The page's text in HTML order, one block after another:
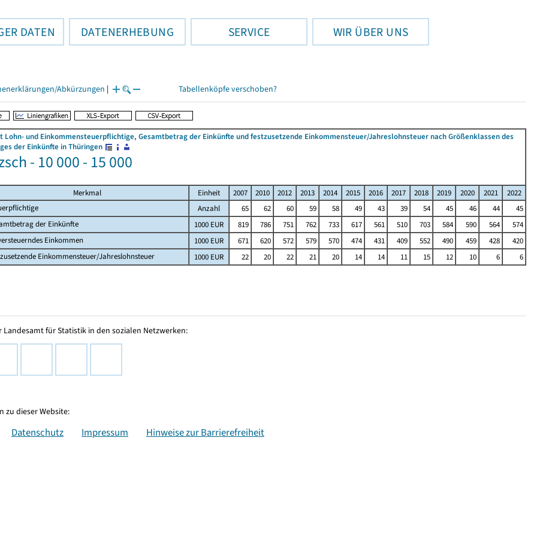
DATEN DATENERHEBUNG SERVICE WIR ÜBER UNS
Abkürzungen | Tabellenköpfe verschoben?
Lohn- und Einkommensteuerpflichtige, Gesamtbetrag der Einkünfte und festzusetzende Einkommensteuer/Jahreslohnsteuer nach Größenklassen des
der Einkünfte in Thüringen
- 10 000 - 15 000
Merkmal Einheit 2007 2010 2012 2013 2014 2015 2016 2017 2018 2019 2020 2021
2022
Anzahl 65 62 60 59 58 49 43 39 54 45 46 44
45
der Einkünfte
1000 EUR 819 786 751 762 733 617 561 510 703 584 590 564
574
Einkommen
1000 EUR 671 620 572 579 570 474 431 409 552 490 459 428
420
Einkommensteuer/Jahreslohnsteuer
1000 EUR 22 20 22 21 20 14 14 11 15 12 10 6 6
Landesamt für Statistik in den sozialen Netzwerken:
zu dieser Website:
Datenschutz Impressum Hinweise zur Barrierefreiheit